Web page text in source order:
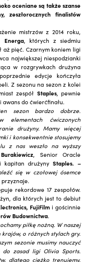
oceniane są także szanse
zeszłorocznych finalistów
mistrzów z 2014 roku,
Energa, których z siedmiu
aż pięć. Czarnym koniem ligi
największej niespodzianki
w rozgrywkach drużyna
edycje kończyła
Z sezonu na sezon z kolei
zespół Staples, pewnie
do ćwierćfinału.
sezon bardzo dobrze.
elementach ćwiczonych
drużyny. Mamy więcej
i konsekwentnie stosujemy
z nas weszło na wyższy
, Senior Oracle
kapitan drużyny Staples. –
się w czołowej ósemce
rekordowe 17 zespołów.
dla których jest to debiut
FujiFilm i gościnnie
Budownictwa.
piłkę nożną. W naszej
o różnych stylach gry.
sezonie musimy nauczyć
zasad ligi Olivia Sports.
dlatego ciężko trenujemy,